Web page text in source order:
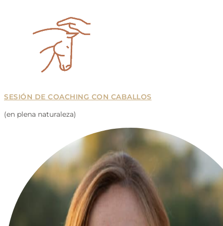
SESIÓN DE COACHING CON CABALLOS
(en plena naturaleza)